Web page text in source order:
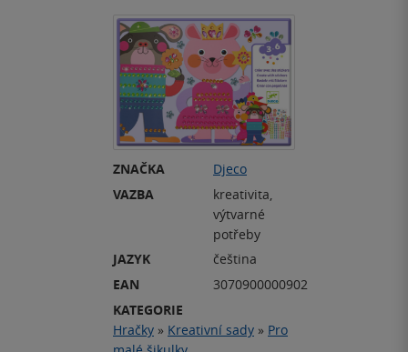
ZNAČKA
Djeco
VAZBA
kreativita,
výtvarné
potřeby
JAZYK
čeština
EAN
3070900000902
KATEGORIE
Hračky » Kreativní sady » Pro